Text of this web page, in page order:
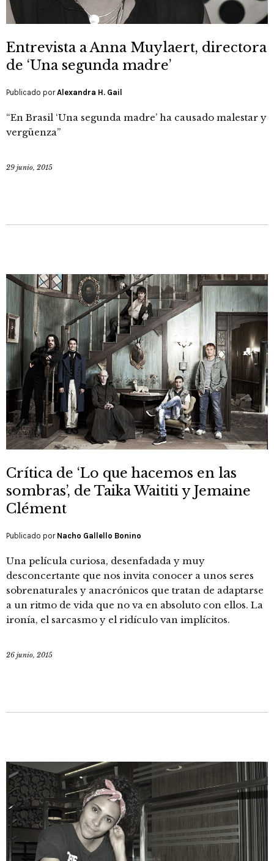
Entrevista a Anna Muylaert, directora
de ‘Una segunda madre’
Publicado porAlexandra H. Gail
“En Brasil ‘Una segunda madre’ ha causado malestar y
vergüenza”
29 junio, 2015
Crítica de ‘Lo que hacemos en las
sombras’, de Taika Waititi y Jemaine
Clément
Publicado por Nacho Gallello Bonino
Una película curiosa, desenfadada y muy
desconcertante que nos invita conocer a unos seres
sobrenaturales y anacrónicos que tratan de adaptarse
a un ritmo de vida que no va en absoluto con ellos. La
ironía, el sarcasmo y el ridículo van implícitos.
26 junio, 2015